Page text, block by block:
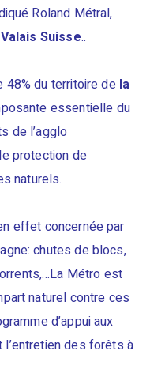
Roland Métral,
Valais Suisse..
48% du territoire de la
essentielle du
de l’agglo
protection de
naturels.
effet concernée par
chutes de blocs,
Métro est
naturel contre ces
d’appui aux
des forêts à